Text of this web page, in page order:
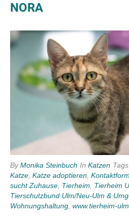
NORA
ByMonika Steinbuch In Katzen Tags
Katze Katze adoptieren
sucht Zuhause Tierheim Tierheim
Tierschutzbund Ulm/Neu-Ulm &
Wohnungshaltung www.tierheim-